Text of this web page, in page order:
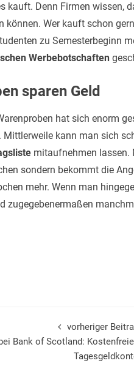
kauft. Denn Firmen wissen,
können. Wer kauft schon
zu Semesterbeginn
Werbebotschaften
sparen Geld
hat sich enorm
Mittlerweile kann man sich
mitaufnehmen lassen.
sondern bekommt die
mehr. Wenn man
zugegebenermaßen
vorheriger
Bank of Scotland: